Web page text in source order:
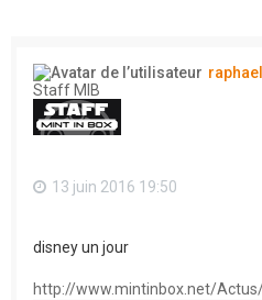
Staff MIB
13 juin 2016 19:50
disney un jour
http://www.mintinbox.net/